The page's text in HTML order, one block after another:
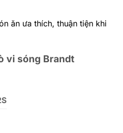
ăn ưa thích, thuận tiện khi
vi sóng Brandt